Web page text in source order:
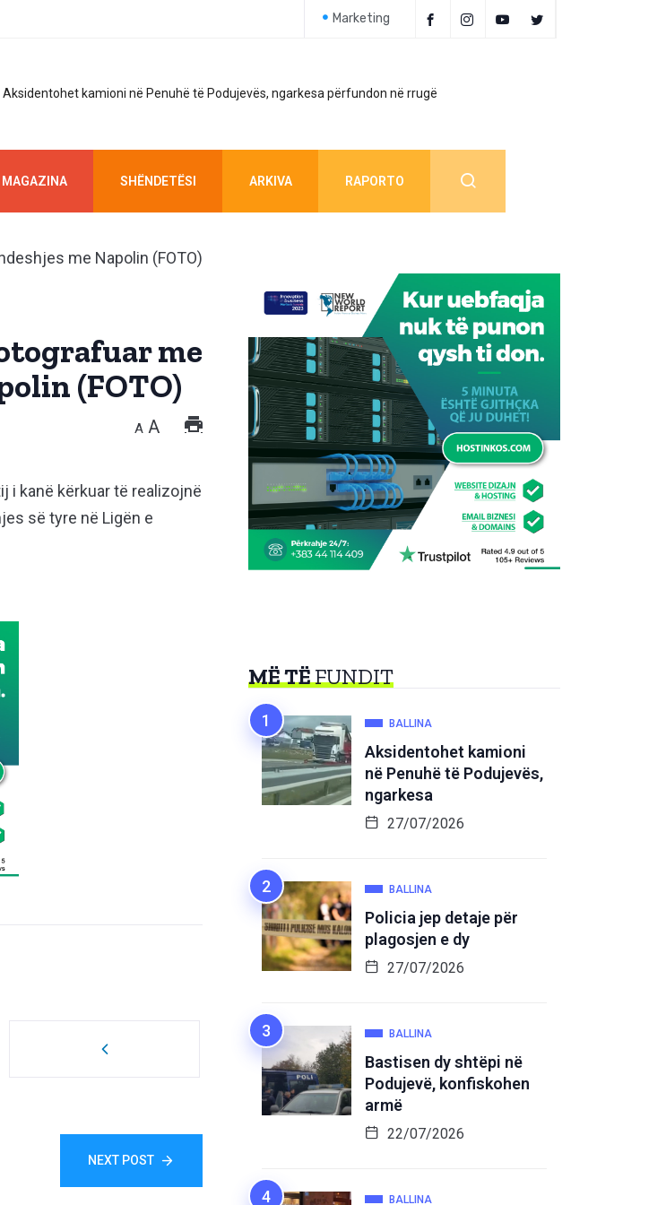
Marketing
Aksidentohet kamioni në Penuhë të Podujevës, ngarkesa përfundon në rrugë
MAGAZINA SHËNDETËSI ARKIVA RAPORTO
me
(FOTO)
A A
i kanë kërkuar të realizojnë
së tyre në Ligën e
NEXT POST
MË TËFUNDIT
BALLINA
Aksidentohet kamioni
në Penuhë të Podujevës,
ngarkesa
27/07/2026
BALLINA
Policia jep detaje për
plagosjen e dy
27/07/2026
BALLINA
Bastisen dy shtëpi në
Podujevë, konfiskohen
armë
22/07/2026
BALLINA